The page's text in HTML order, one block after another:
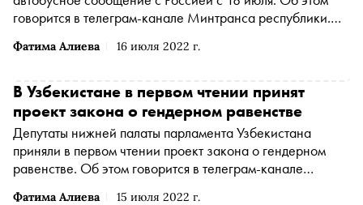
Фатима Алиева 16 июля 2022 г.
говорится в телеграм-канале Минтранса республики.
Казани и Санкт-Петербурга
Фатима Алиева 15 июля 2022 г.
В Узбекистане в первом чтении принят
проект закона о гендерном равенстве
Депутаты нижней палаты парламента Узбекистана
приняли в первом чтении проект закона о гендерном
равенстве. Об этом говорится в телеграм-канале